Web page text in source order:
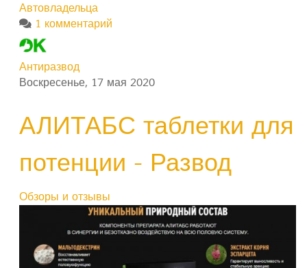
Автовладельца
1 комментарий
Антиразвод
Воскресенье, 17 мая 2020
АЛИТАБС таблетки для
потенции - Развод
Обзоры и отзывы